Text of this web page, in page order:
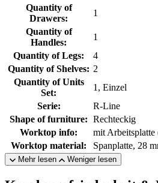
Quantity of
Drawers:
1
Quantity of
Handles:
1
Quantity of Legs:
4
Quantity of Shelves: 2
Quantity of Units
Set:
1, Einzel
Serie:
R-Line
Shape of furniture: Rechteckig
Worktop info:
mit
Worktop material:
Spanplatte, 28
Mehr lesen Weniger lesen